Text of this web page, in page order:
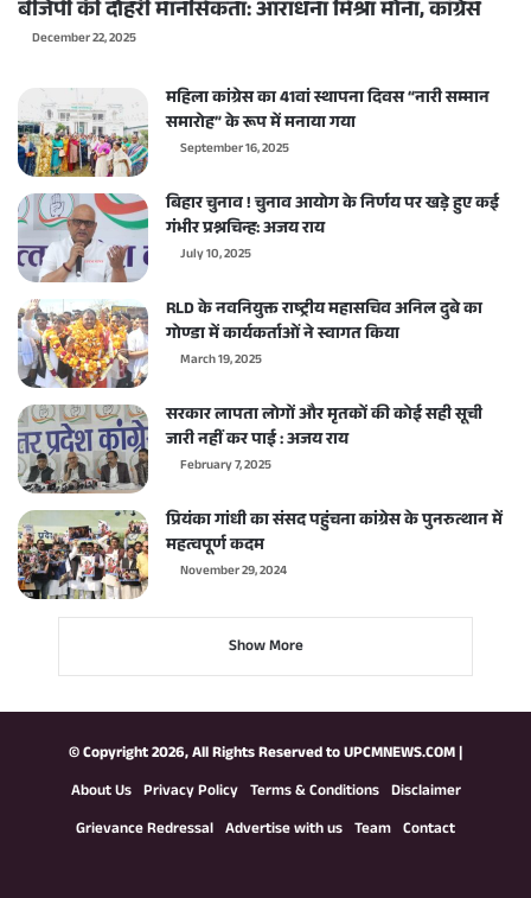
बीजेपी की दोहरी मानसिकता: आराधना मिश्रा मोना, कांग्रेस
December 22, 2025
महिला कांग्रेस का 41वां स्थापना दिवस “नारी सम्मान
समारोह” के रूप में मनाया गया
September 16, 2025
बिहार चुनाव ! चुनाव आयोग के निर्णय पर खड़े हुए कई
गंभीर प्रश्नचिन्ह: अजय राय
July 10, 2025
RLD के नवनियुक्त राष्ट्रीय महासचिव अनिल दुबे का
गोण्डा में कार्यकर्ताओं ने स्वागत किया
March 19, 2025
सरकार लापता लोगों और मृतकों की कोई सही सूची
जारी नहीं कर पाई : अजय राय
February 7, 2025
प्रियंका गांधी का संसद पहुंचना कांग्रेस के पुनरुत्थान में
महत्वपूर्ण कदम
November 29, 2024
Show More
© Copyright 2026, All Rights Reserved toUPCMNEWS.COM|
About Us Privacy Policy Terms & Conditions Disclaimer
Grievance Redressal Advertise with us Team Contact